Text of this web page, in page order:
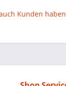
Kunden